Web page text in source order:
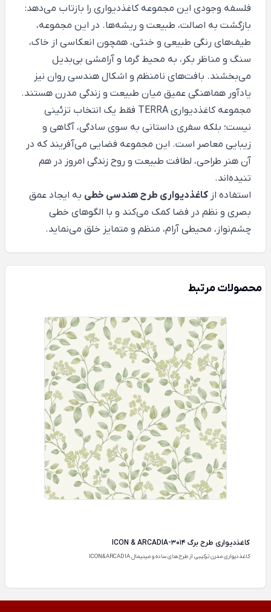
فلسفه وجودی این مجموعه کاغذدیواری را بازتاب می‌دهد:
بازگشت به اصالت، طبیعت و ریشه‌ها. در این مجموعه،
طیف‌های رنگی طبیعی و خنثی، همچون انعکاسی از خاک،
سنگ و مناظر بکر، به محیط گرما و آرامشی بی‌بدیل
می‌بخشند. بافت‌های نامنظم و اشکال هندسی روان نیز
یادآور هماهنگی عمیق میان طبیعت و زندگی مدرن هستند.
مجموعه کاغذدیواری TERRA فقط یک انتخاب تزئینی
نیست؛ بلکه سفری داستانی به سوی سادگی، آگاهی و
زیبایی معاصر است. این مجموعه فضایی می‌آفریند که در
آن هنر طراحی، لطافت طبیعت و روح زندگی امروز در هم
تنیده‌اند.
استفاده از کاغذدیواری طرح هندسی خطی به ایجاد عمق
بصری و نظم در فضا کمک می‌کند و با الگوهای خطی
چشم‌نواز، محیطی آرام، منظم و متمایز خلق می‌نماید.
محصولات مرتبط
کاغذدیواری طرح برگ ICON & ARCADIA-3014
کاغذدیواری مدرن ترکیبی از طرح‌های ساده و مینیمال ICON&ARCADIA